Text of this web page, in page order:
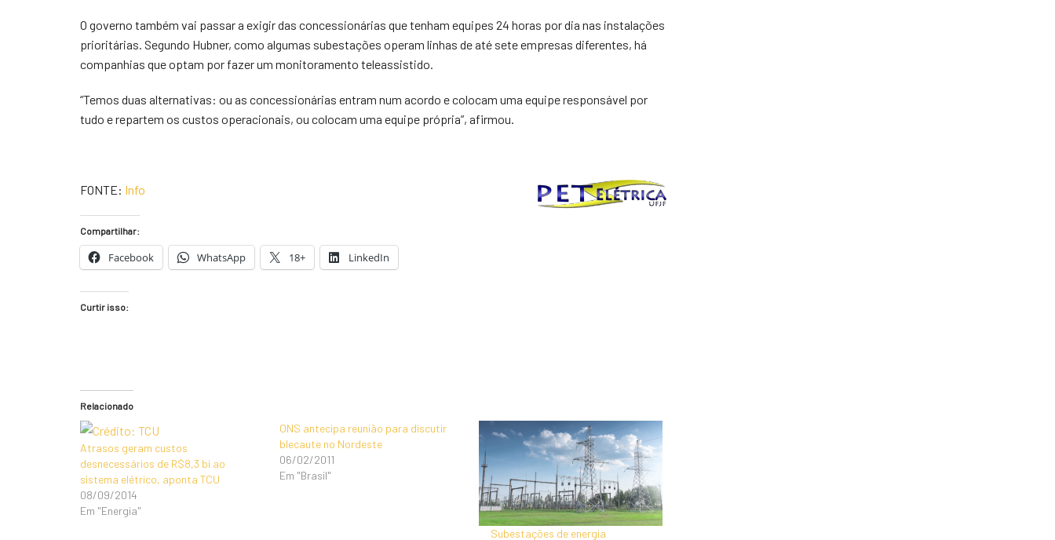
O governo também vai passar a exigir das concessionárias que tenham equipes 24 horas por dia nas instalações
prioritárias. Segundo Hubner, como algumas subestações operam linhas de até sete empresas diferentes, há
companhias que optam por fazer um monitoramento teleassistido.
“Temos duas alternativas: ou as concessionárias entram num acordo e colocam uma equipe responsável por
tudo e repartem os custos operacionais, ou colocam uma equipe própria”, afirmou.
FONTE: Info
Compartilhar:
Facebook WhatsApp 18+ LinkedIn
Curtir isso:
Relacionado
Atrasos geram custos
desnecessários de R$8,3 bi ao
sistema elétrico, aponta TCU
08/09/2014
Em "Energia"
ONS antecipa reunião para discutir
blecaute no Nordeste
06/02/2011
Em "Brasil"
Subestações de energia